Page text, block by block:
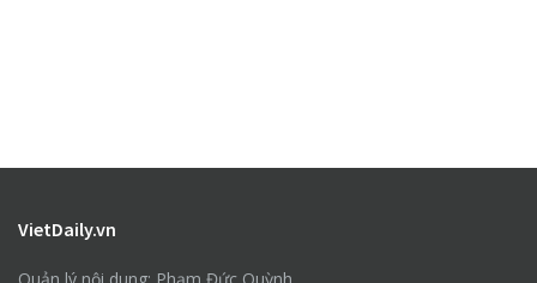
VietDaily.vn
Quản lý nội dung: Phạm Đức Quỳnh